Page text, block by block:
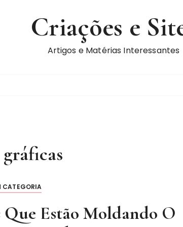
Criações e
Artigos e Matérias Interessantes
gráficas
CATEGORIA
Estão Moldando O